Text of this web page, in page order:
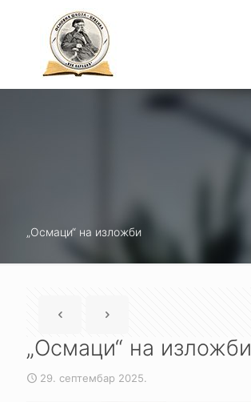
„Осмаци“ на изложби
„Осмаци“ на изложби
29. септембар 2025.